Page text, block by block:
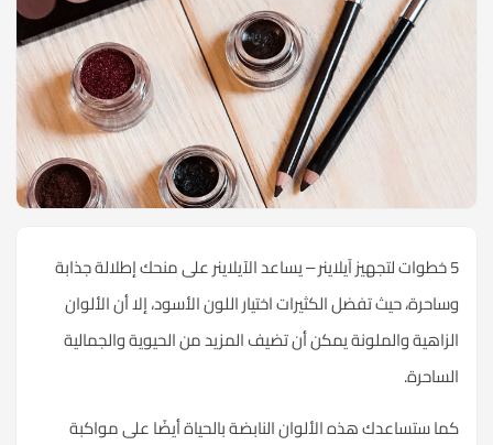
5 خطوات لتجهيز آيلاينر – يساعد الآيلاينر على منحك إطلالة جذابة
وساحرة، حيث تفضل الكثيرات اختيار اللون الأسود، إلا أن الألوان
الزاهية والملونة يمكن أن تضيف المزيد من الحيوية والجمالية
الساحرة.
كما ستساعدك هذه الألوان النابضة بالحياة أيضًا على مواكبة